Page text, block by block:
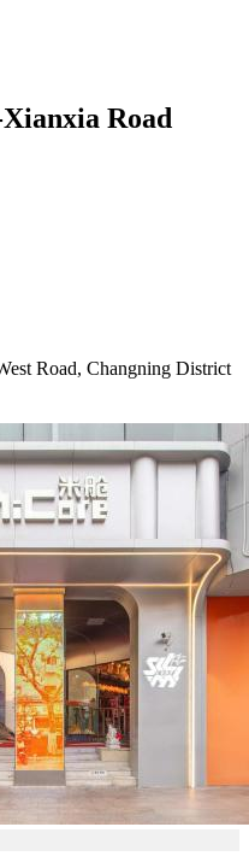
Road
Road, Changning District